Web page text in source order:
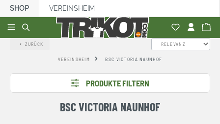
springen
SHOP VEREINSHEIM
ZURÜCK
VEREINSHEIM BSC VICTORIA NAUNHOF
PRODUKTE FILTERN
BSC VICTORIA NAUNHOF